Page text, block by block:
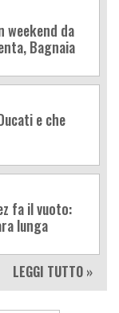
weekend da
Bagnaia
e che
fa il vuoto:
lunga
LEGGI TUTTO »